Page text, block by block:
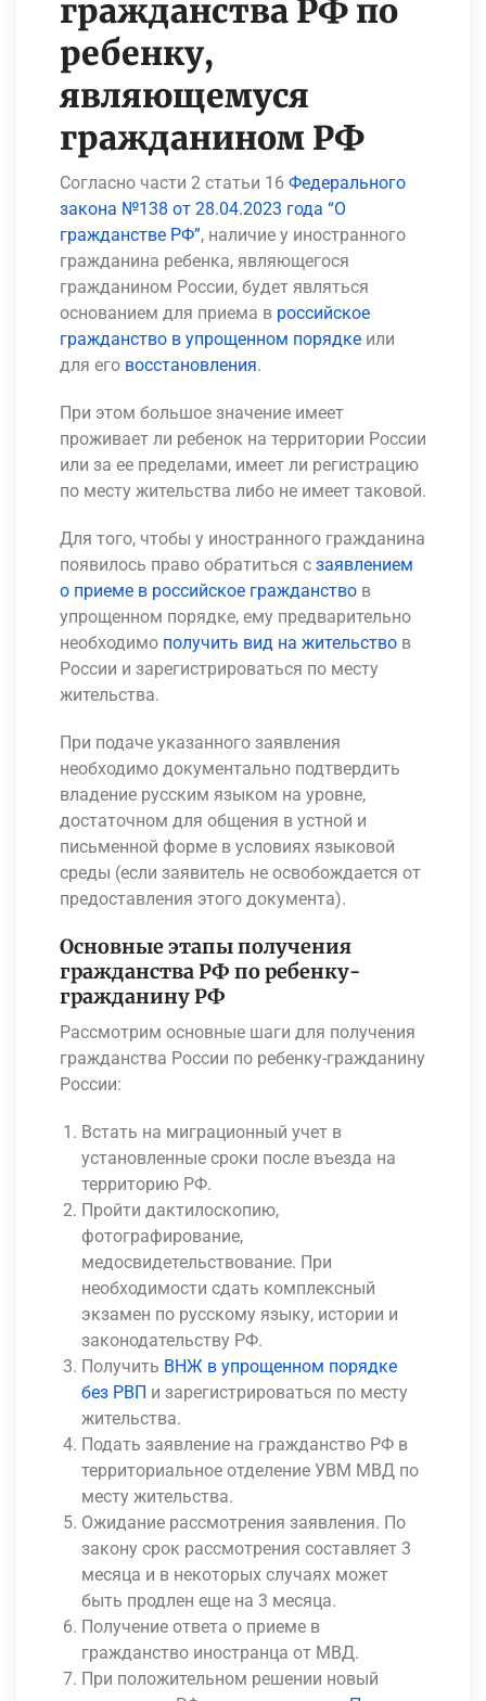
гражданства РФ по
ребенку,
являющемуся
гражданином РФ
Согласно части 2 статьи 16 Федерального
закона №138 от 28.04.2023 года “О
гражданстве РФ”, наличие у иностранного
гражданина ребенка, являющегося
гражданином России, будет являться
основанием для приема в российское
гражданство в упрощенном порядке или
для его восстановления.
При этом большое значение имеет
проживает ли ребенок на территории России
или за ее пределами, имеет ли регистрацию
по месту жительства либо не имеет таковой.
Для того, чтобы у иностранного гражданина
появилось право обратиться с заявлением
о приеме в российское гражданство в
упрощенном порядке, ему предварительно
необходимо получить вид на жительство в
России и зарегистрироваться по месту
жительства.
При подаче указанного заявления
необходимо документально подтвердить
владение русским языком на уровне,
достаточном для общения в устной и
письменной форме в условиях языковой
среды (если заявитель не освобождается от
предоставления этого документа).
Основные этапы получения
гражданства РФ по ребенку-
гражданину РФ
Рассмотрим основные шаги для получения
гражданства России по ребенку-гражданину
России:
Встать на миграционный учет в
установленные сроки после въезда на
территорию РФ.
Пройти дактилоскопию,
фотографирование,
медосвидетельствование. При
необходимости сдать комплексный
экзамен по русскому языку, истории и
законодательству РФ.
Получить ВНЖ в упрощенном порядке
без РВП и зарегистрироваться по месту
жительства.
Подать заявление на гражданство РФ в
территориальное отделение УВМ МВД по
месту жительства.
Ожидание рассмотрения заявления. По
закону срок рассмотрения составляет 3
месяца и в некоторых случаях может
быть продлен еще на 3 месяца.
Получение ответа о приеме в
гражданство иностранца от МВД.
При положительном решении новый